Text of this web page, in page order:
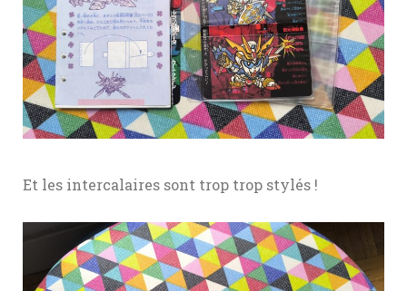
Et les intercalaires sont trop trop stylés !